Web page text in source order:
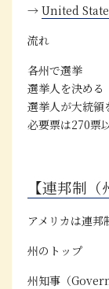
→ United
流れ
各州で選挙
選挙人を決める
選挙人が大統領
必要票は270票
【連邦制
アメリカは連邦
州のトップ
州知事（